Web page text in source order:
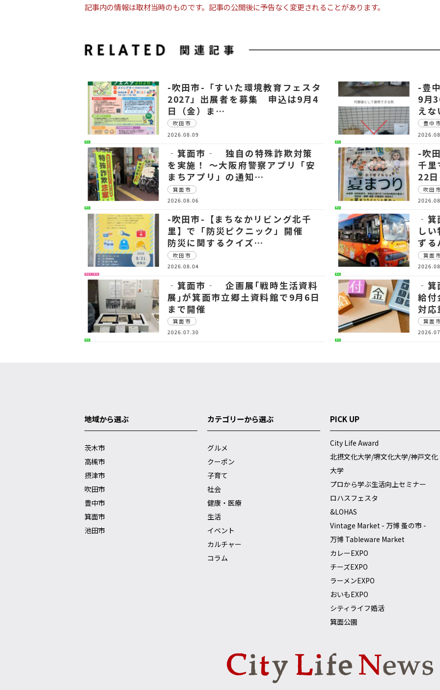
記事内の情報は取材当時のものです。記事の公開後に予告なく変更されることがあります。
生活
-吹田市-「すいた環境教育フェスタ
2027」出展者を募集 申込は9月4
日（金）ま…
吹田市
2026.08.09
生活
-豊
9月
え
豊中
生活
‐箕面市‐ 独自の特殊詐欺対策
を実施！ ～大阪府警察アプリ「安
まちアプリ」の通知…
箕面市
2026.08.06
生活
-吹
千
22
吹田
子育て・教育
-吹田市-【まちなかリビング北千
里】で「防災ピクニック」開催
防災に関するクイズ…
吹田市
2026.08.04
生活
‐箕
し
ず
箕面
生活
‐箕面市‐ 企画展｢戦時生活資料
展｣が箕面市立郷土資料館で9月6日
まで開催
箕面市
2026.07.30
生活
‐箕
給付
対
箕面
地域から選ぶ
茨木市
高槻市
摂津市
吹田市
豊中市
箕面市
池田市
カテゴリーから選ぶ
グルメ
クーポン
子育て
社会
健康・医療
生活
イベント
カルチャー
コラム
PICK UP
City Life Award
北摂文化大学/堺文化大学/神戸文化
大学
プロから学ぶ生活向上セミナー
ロハスフェスタ
&LOHAS
Vintage Market - 万博 蚤の市 -
万博 Tableware Market
カレーEXPO
チーズEXPO
ラーメンEXPO
おいもEXPO
シティライフ婚活
箕面公園